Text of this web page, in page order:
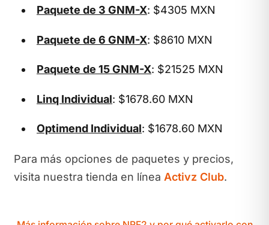
Paquete de 3 GNM-X: $4305 MXN
Paquete de 6 GNM-X: $8610 MXN
Paquete de 15 GNM-X: $21525 MXN
Linq Individual: $1678.60 MXN
Optimend Individual: $1678.60 MXN
Para más opciones de paquetes y precios,
visita nuestra tienda en línea Activz Club.